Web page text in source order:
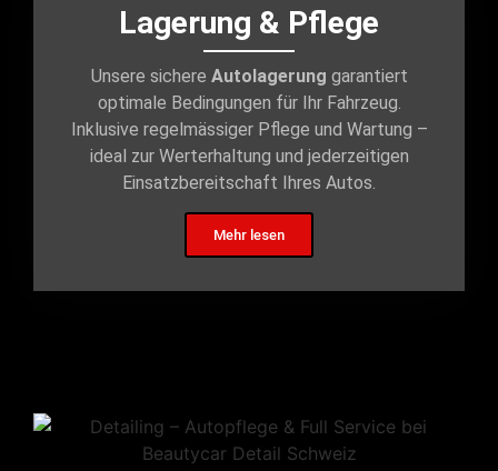
Lagerung & Pflege
Unsere sichere Autolagerung garantiert
optimale Bedingungen für Ihr Fahrzeug.
Inklusive regelmässiger Pflege und Wartung –
ideal zur Werterhaltung und jederzeitigen
Einsatzbereitschaft Ihres Autos.
Mehr lesen